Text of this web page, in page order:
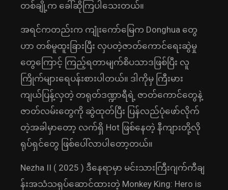
တစ်ချို့က ခေါ်ဆိုကြပါသေးတယ်။
အရင်ကတည်းက ကျုံးကော်မြေက Donghua တွေ
ဟာ တစ်မူထူးခြားပြီး လှပတဲ့ဇာတ်ကောင်ရေးဆွဲမှု
တွေကြောင့် ကြည့်ရတာမျက်စိပသာဒဖြစ်ပြီး လူ
ကြိုက်များရေပန်းစားပါတယ်။ ဒါကိုမှ ကြီးမား
ကျယ်ပြန့်လှတဲ့ တရုတ်ဒဏ္ဍာရီရဲ့ ဇာတ်ကောင်တွေနဲ့
ဇာတ်လမ်းတွေကို ဆွဲထုတ်ပြီး ပြန်လည်ပုံဖော်လိုက်
တဲ့အခါမှာတော့ လက်ရှိ Hot ဖြစ်နေတဲ့ နီကျားတို့လို
ရုပ်ရှင်တွေ ဖြစ်ပေါ်လာပါတော့တယ်။
Nezha II ( 2025 ) ဒီနေရာမှာ မင်းသားကြီးဂျက်ကီချ
န်းအသံသရုပ်ဆောင်ထားတဲ့ Monkey King: Hero is